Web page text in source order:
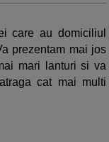
care au domiciliul
prezentam mai jos
mari lanturi si va
cat mai multi